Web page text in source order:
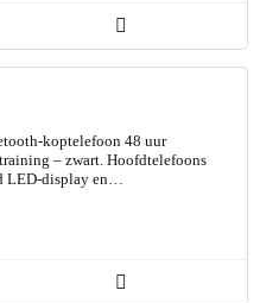
koptelefoon 48 uur
– zwart. Hoofdtelefoons
LED-display en…